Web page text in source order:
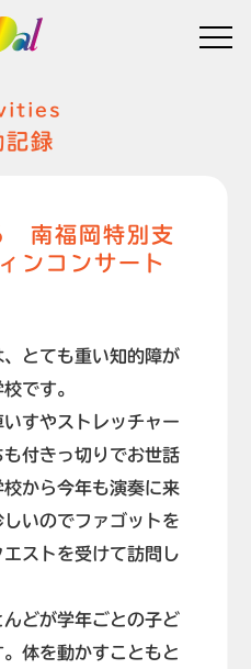
記録
福岡特別支
ンコンサート
とても重い知的障が
です。
すやストレッチャー
付きっ切りでお世話
から今年も演奏に来
いのでファゴットを
ストを受けて訪問し
どが学年ごとの子ど
体を動かすこともと